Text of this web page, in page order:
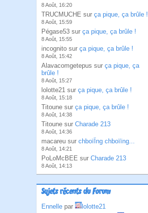
8 Août, 16:20
TRUCMUCHE sur ça pique, ça brûle !
8 Août, 15:59
Pégase53 sur ça pique, ça brûle !
8 Août, 15:55
incognito sur ça pique, ça brûle !
8 Août, 15:42
Alavacomgetepus sur ça pique, ça
brûle !
8 Août, 15:27
lolotte21 sur ça pique, ça brûle !
8 Août, 15:18
Titoune sur ça pique, ça brûle !
8 Août, 14:38
Titoune sur Charade 213
8 Août, 14:36
macareu sur chboïÏng chboïïng...
8 Août, 14:21
PoLoMcBEE sur Charade 213
8 Août, 14:13
Sujets récents du Forum
Ennelle par
lolotte21